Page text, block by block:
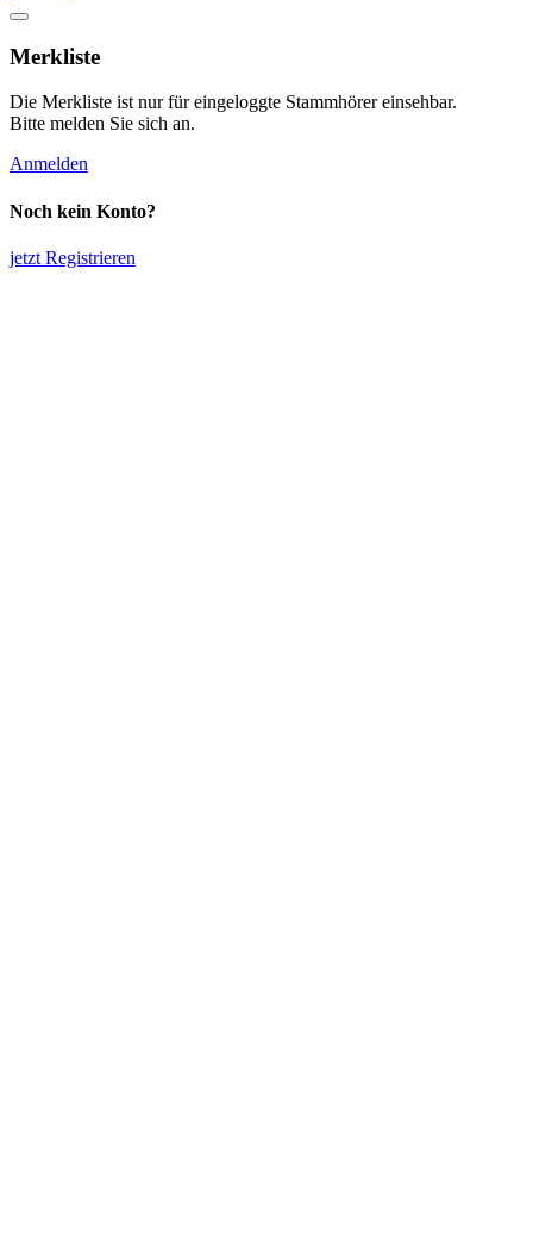
Merkliste
Die Merkliste ist nur für eingeloggte Stammhörer einsehbar.
Bitte melden Sie sich an.
Anmelden
Noch kein Konto?
jetzt Registrieren